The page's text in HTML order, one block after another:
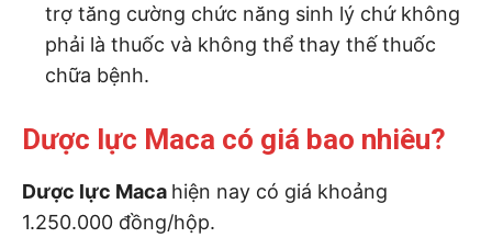
trợ tăng cường chức năng sinh lý chứ không
phải là thuốc và không thể thay thế thuốc
chữa bệnh.
Dược lực Maca có giá bao nhiêu?
Dược lực Maca hiện nay có giá khoảng
1.250.000 đồng/hộp.